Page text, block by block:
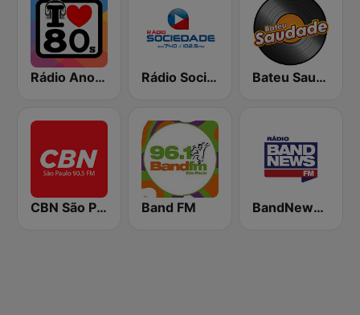
Rádio Anos 80 Rádio Sociedade Bateu Saudade FM Rádio Flashback
CBN São Paulo Band FM BandNews FM - 96.9 SP